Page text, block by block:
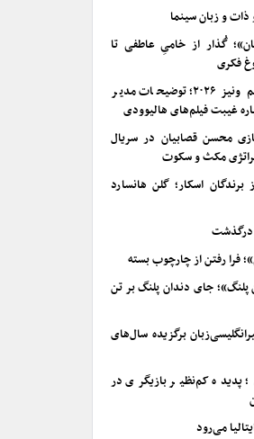
ذات و زبان سینما
گُذار از خامیِ عاطفی تا
فکری
فستیوال فیلم ونیز ۲۰۲۶؛ توضیحات مدیر
غیبت فیلم‌های هالیوودی
محسن قصابیان در سریال
مکث و سکوت
اسکار؛ گلن هانسارد
درگذشت
فرا رفتن از چارچوب بسته
جای دندان پلنگ بر تن
برگزیده سال‌های
پدیده کم‌نظیر بازیگری در
می‌رود